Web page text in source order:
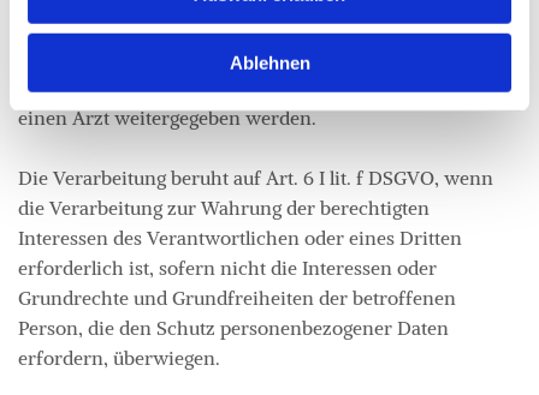
Ablehnen
Person erforderlich ist. Dies kann dann ein seltener Fall
sein, wenn sich eine betroffene Person schwer verletzt
und daher dessen personenbezogenen Daten z.B. an
einen Arzt weitergegeben werden.
Die Verarbeitung beruht auf Art. 6 I lit. f DSGVO, wenn
die Verarbeitung zur Wahrung der berechtigten
Interessen des Verantwortlichen oder eines Dritten
erforderlich ist, sofern nicht die Interessen oder
Grundrechte und Grundfreiheiten der betroffenen
Person, die den Schutz personenbezogener Daten
erfordern, überwiegen.